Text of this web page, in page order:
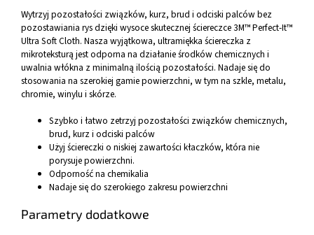
Wytrzyj pozostałości związków, kurz, brud i odciski palców bez
pozostawiania rys dzięki wysoce skutecznej ściereczce 3M™ Perfect-It™
Ultra Soft Cloth. Nasza wyjątkowa, ultramiękka ściereczka z
mikroteksturą jest odporna na działanie środków chemicznych i
uwalnia włókna z minimalną ilością pozostałości. Nadaje się do
stosowania na szerokiej gamie powierzchni, w tym na szkle, metalu,
chromie, winylu i skórze.
Szybko i łatwo zetrzyj pozostałości związków chemicznych,
brud, kurz i odciski palców
Użyj ściereczki o niskiej zawartości kłaczków, która nie
porysuje powierzchni.
Odporność na chemikalia
Nadaje się do szerokiego zakresu powierzchni
Parametry dodatkowe